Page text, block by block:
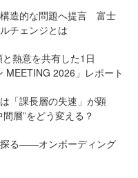
造的な問題へ提言 富士
チェンジとは
熱意を共有した1日
2026」レポート
「課長層の失速」が顕
層”をどう変える？
探る——オンボーディング